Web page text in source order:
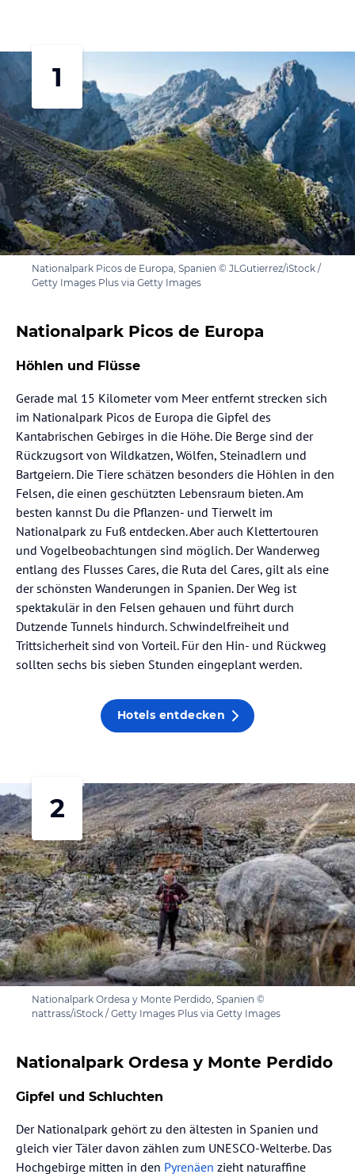
1
Nationalpark Picos de Europa, Spanien © JLGutierrez/iStock /
Getty Images Plus via Getty Images
Nationalpark Picos de Europa
Höhlen und Flüsse
Gerade mal 15 Kilometer vom Meer entfernt strecken sich
im Nationalpark Picos de Europa die Gipfel des
Kantabrischen Gebirges in die Höhe. Die Berge sind der
Rückzugsort von Wildkatzen, Wölfen, Steinadlern und
Bartgeiern. Die Tiere schätzen besonders die Höhlen in den
Felsen, die einen geschützten Lebensraum bieten. Am
besten kannst Du die Pflanzen- und Tierwelt im
Nationalpark zu Fuß entdecken. Aber auch Klettertouren
und Vogelbeobachtungen sind möglich. Der Wanderweg
entlang des Flusses Cares, die Ruta del Cares, gilt als eine
der schönsten Wanderungen in Spanien. Der Weg ist
spektakulär in den Felsen gehauen und führt durch
Dutzende Tunnels hindurch. Schwindelfreiheit und
Trittsicherheit sind von Vorteil. Für den Hin- und Rückweg
sollten sechs bis sieben Stunden eingeplant werden.
Hotels entdecken
2
Nationalpark Ordesa y Monte Perdido, Spanien ©
nattrass/iStock / Getty Images Plus via Getty Images
Nationalpark Ordesa y Monte Perdido
Gipfel und Schluchten
Der Nationalpark gehört zu den ältesten in Spanien und
gleich vier Täler davon zählen zum UNESCO-Welterbe. Das
Hochgebirge mitten in den Pyrenäen zieht naturaffine